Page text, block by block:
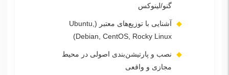
گنو/لینوکس
آشنایی با توزیع‌های معتبر (Ubuntu,
Debian, CentOS, Rocky Linux)
نصب و پارتیشن‌بندی اصولی در محیط
مجازی و واقعی